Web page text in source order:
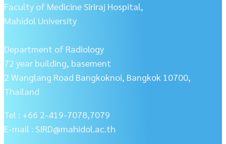
Faculty of Medicine Siriraj Hospital,
Mahidol University
Department of Radiology
72 year building, basement
2 Wanglang Road Bangkoknoi, Bangkok 10700,
Thailand
Tel : +66 2-419-7078,7079
E-mail : SIRD@mahidol.ac.th